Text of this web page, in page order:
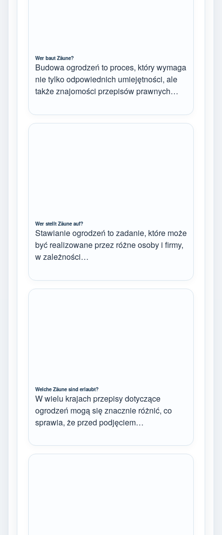
Wer baut Zäune?
Budowa ogrodzeń to proces, który wymaga
nie tylko odpowiednich umiejętności, ale
także znajomości przepisów prawnych…
Wer stellt Zäune auf?
Stawianie ogrodzeń to zadanie, które może
być realizowane przez różne osoby i firmy,
w zależności…
Welche Zäune sind erlaubt?
W wielu krajach przepisy dotyczące
ogrodzeń mogą się znacznie różnić, co
sprawia, że przed podjęciem…